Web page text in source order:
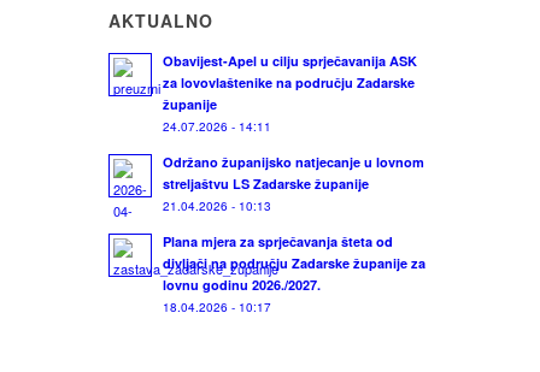
AKTUALNO
Obavijest-Apel u cilju sprječavanija ASK
za lovovlaštenike na području Zadarske
županije
24.07.2026 - 14:11
Održano županijsko natjecanje u lovnom
streljaštvu LS Zadarske županije
21.04.2026 - 10:13
Plana mjera za sprječavanja šteta od
divljači na području Zadarske županije za
lovnu godinu 2026./2027.
18.04.2026 - 10:17